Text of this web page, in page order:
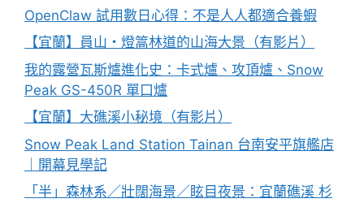
OpenClaw 試用數日心得：不是人人都適合養蝦
【宜蘭】員山・燈篙林道的山海大景（有影片）
我的露營瓦斯爐進化史：卡式爐、攻頂爐、Snow
Peak GS-450R 單口爐
【宜蘭】大礁溪小秘境（有影片）
Snow Peak Land Station Tainan 台南安平旗艦店
｜開幕見學記
「半」森林系／壯闊海景／眩目夜景：宜蘭礁溪 杉